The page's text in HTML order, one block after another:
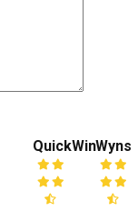
QuickWinWyns